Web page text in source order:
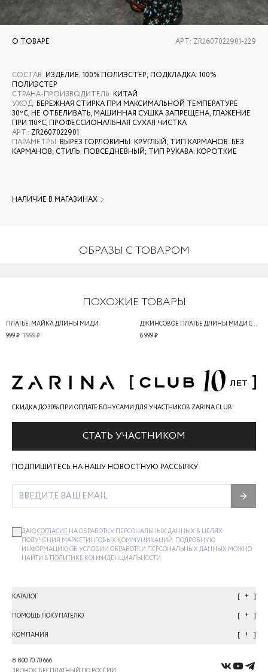
О ТОВАРЕ АРТ: ZR2607022901-229
СОСТАВ: ИЗДЕЛИЕ: 100% ПОЛИЭСТЕР; ПОДКЛАДКА: 100%
ПОЛИЭСТЕР
СТРАНА-ПРОИЗВОДИТЕЛЬ: КИТАЙ
УХОД: БЕРЕЖНАЯ СТИРКА ПРИ МАКСИМАЛЬНОЙ ТЕМПЕРАТУРЕ
30ºС, НЕ ОТБЕЛИВАТЬ, МАШИННАЯ СУШКА ЗАПРЕЩЕНА, ГЛАЖЕНИЕ
ПРИ 110ºС, ПРОФЕССИОНАЛЬНАЯ СУХАЯ ЧИСТКА
АРТ.: ZR2607022901
ПАРАМЕТРЫ: ВЫРЕЗ ГОРЛОВИНЫ: КРУГЛЫЙ; ТИП КАРМАНОВ: БЕЗ
КАРМАНОВ; СТИЛЬ: ПОВСЕДНЕВНЫЙ; ТИП РУКАВА: КОРОТКИЕ
НАЛИЧИЕ В МАГАЗИНАХ
ОБРАЗЫ С ТОВАРОМ
ПОХОЖИЕ ТОВАРЫ
ПЛАТЬЕ-МАЙКА ДЛИНЫ МИДИ
1 999 ₽
999 ₽
ДЖИНСОВОЕ ПЛАТЬЕ ДЛИНЫ МИДИ С РЕЛЬЕФАМИ
6 999 ₽
СКИДКА ДО 30% ПРИ ОПЛАТЕ БОНУСАМИ ДЛЯ УЧАСТНИКОВ ZARINA CLUB
СТАТЬ УЧАСТНИКОМ
ПОДПИШИТЕСЬ НА НАШУ НОВОСТНУЮ РАССЫЛКУ
ДАЮСОГЛАСИЕ НА ОБРАБОТКУ ПЕРСОНАЛЬНЫХ ДАННЫХ В ЦЕЛЯХ
ПОЛУЧЕНИЯ МАРКЕТИНГОВЫХ КОММУНИКАЦИЙ. ПОДРОБНУЮ
ИНФОРМАЦИЮ ОБ УСЛОВИИ ОБРАБОТКИ ПЕРСОНАЛЬНЫХ ДАННЫХ МОЖНО
НАЙТИ В ПОЛИТИКЕ КОНФИДЕНЦИАЛЬНОСТИ
КАТАЛОГ +
ПОМОЩЬ ПОКУПАТЕЛЮ +
КОМПАНИЯ +
8 800 70 70 666